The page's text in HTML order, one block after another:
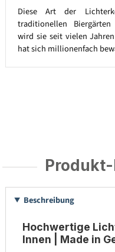
Diese Art der
traditionellen
wird sie seit vielen
hat sich millionenfach
Beschreibung
Hochwertige
Innen | Made in